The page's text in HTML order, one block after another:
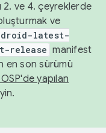
2. ve 4. çeyreklerde
ve
latest-
release manifest
en son sürümü
yapılan